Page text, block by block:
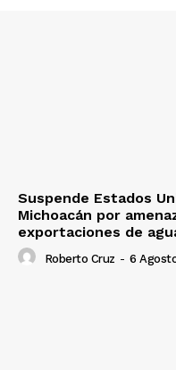
Suspende Estados
Michoacán por
exportaciones de
Roberto Cruz - 6